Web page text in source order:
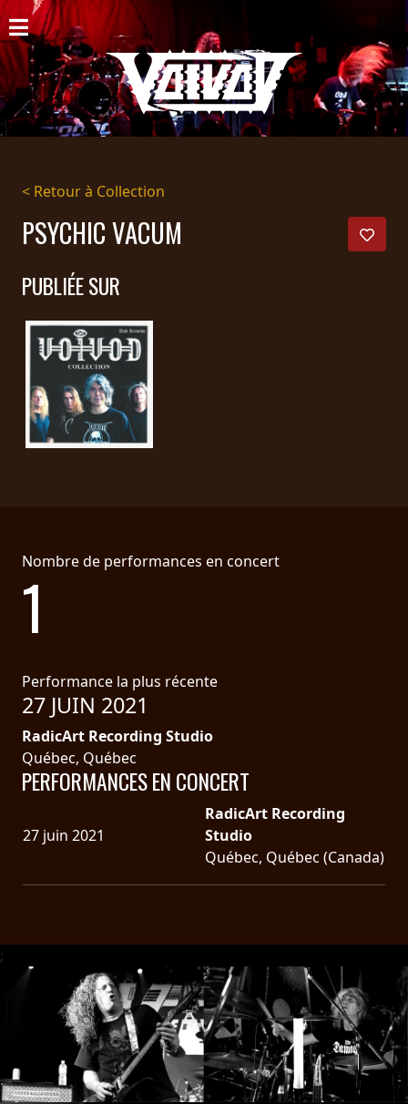
ACCUEIL
NOUVELLES
CONCERTS
DISCOGRAPHIE
GALERIE
BIO
PANIER
MAGASIN
DIFFUSION
PRESSE
D'UTILISATION
POLITIQUE
DE
CONFIDENTIALITÉ
RETOURS
CHOISIR
UN
THÈME
SYMPHONIQUE
< Retour à Collection
PSYCHIC VACUM
PUBLIÉE SUR
Nombre de performances en concert
1
Performance la plus récente
27 JUIN 2021
RadicArt Recording Studio
Québec, Québec
PERFORMANCES EN CONCERT
27 juin 2021
RadicArt Recording
Studio
Québec, Québec (Canada)
;